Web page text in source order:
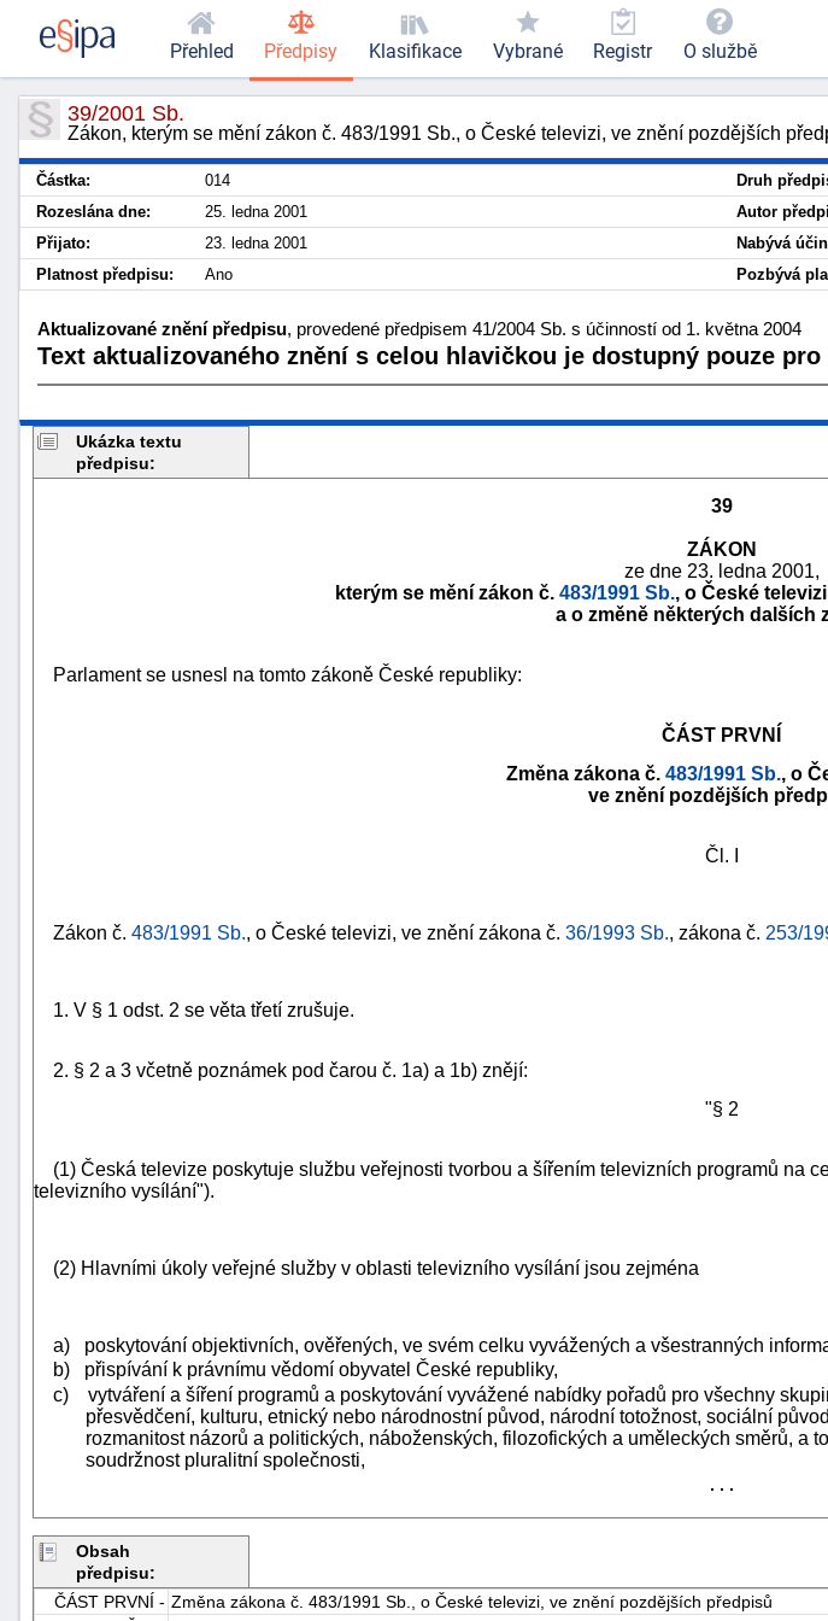
39/2001 Sb.
Zákon, kterým se mění zákon č. 483/1991 Sb., o České televizi, ve znění pozdějších
Částka: 014 Druh
Rozeslána dne:
25. ledna 2001 Autor
Přijato:
23. ledna 2001 Nabývá
Platnost předpisu:
Ano Pozbývá
Aktualizované znění předpisu, provedené předpisem 41/2004 Sb. s účinností od 1. května 2004
Text aktualizovaného znění s celou hlavičkou je dostupný pouze
Ukázka textu
předpisu:
39
ZÁKON
ze dne 23. ledna 2001,
kterým se mění zákon č. 483/1991 Sb., o České
a o změně některých dalších
Parlament se usnesl na tomto zákoně České republiky:
ČÁST PRVNÍ
Změna zákona č. 483/1991 Sb., o
ve znění pozdějších
Čl. I
Zákon č. 483/1991 Sb., o České televizi, ve znění zákona č. 36/1993 Sb., zákona č. 253/
1. V § 1 odst. 2 se věta třetí zrušuje.
2. § 2 a 3 včetně poznámek pod čarou č. 1a) a 1b) znějí:
"§ 2
(1) Česká televize poskytuje službu veřejnosti tvorbou a šířením televizních programů na
televizního vysílání").
(2) Hlavními úkoly veřejné služby v oblasti televizního vysílání jsou zejména
a) poskytování objektivních, ověřených, ve svém celku vyvážených a všestranných
b) přispívání k právnímu vědomí obyvatel České republiky,
c) vytváření a šíření programů a poskytování vyvážené nabídky pořadů pro všechny
přesvědčení, kulturu, etnický nebo národnostní původ, národní totožnost, sociální
rozmanitost názorů a politických, náboženských, filozofických a uměleckých směrů, a
soudržnost pluralitní společnosti,
. . .
Obsah
předpisu:
ČÁST PRVNÍ - Změna zákona č. 483/1991 Sb., o České televizi, ve znění pozdějších předpisů
Přehled Předpisy Klasifikace Vybrané Registr O službě